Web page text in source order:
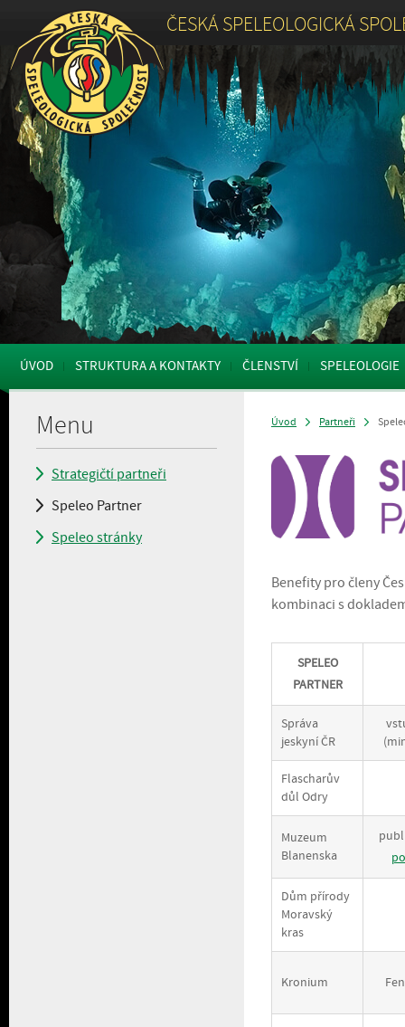
ČESKÁ SPELEOLOGICKÁ
ÚVOD STRUKTURA A KONTAKTY ČLENSTVÍ SPELEOLOGIE
Menu
Strategičtí partneři
Speleo Partner
Speleo stránky
Úvod Partneři
Benefity pro členy
kombinaci s
SPELEO
PARTNER
Správa
jeskyní ČR
Flascharův
důl Odry
Muzeum
Blanenska
Dům přírody
Moravský
kras
Kronium